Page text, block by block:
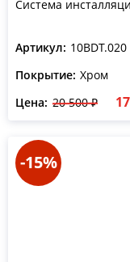
Система
Артикул: 10BDT.020
Покрытие: Хром
Цена: 20 500 ₽
-15%